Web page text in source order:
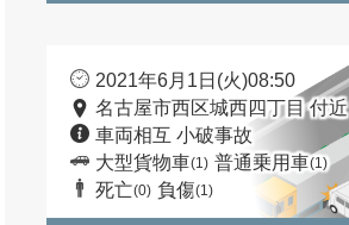
2021年6月1日(火)08:50
名古屋市西区城西四丁目 付近
車両相互 小破事故
大型貨物車(1) 普通乗用車(1)
死亡(0) 負傷(1)